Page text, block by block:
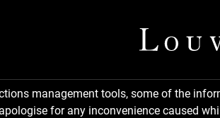
management tools, some of the
for any inconvenience caused